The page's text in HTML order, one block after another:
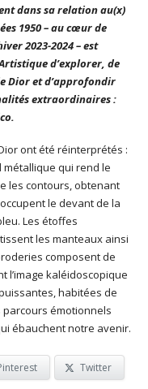
dans sa relation au(x)
1950 – au cœur de
2023-2024 – est
d’explorer, de
Dioret d’approfondir
extraordinaires :
ont été réinterprétés :
métallique qui rend le
les contours, obtenant
le devant de la
Les étoffes
les manteaux ainsi
composent de
l’image kaléidoscopique
habitées de
parcours émotionnels
ébauchent notre avenir.
Twitter